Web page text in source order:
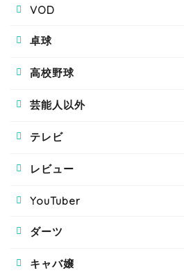
VOD
卓球
高校野球
芸能人以外
テレビ
レビュー
YouTuber
ダーツ
キャバ嬢